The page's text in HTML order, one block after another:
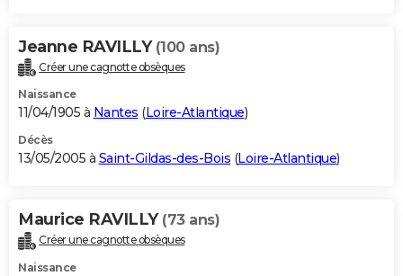
Jeanne RAVILLY (100 ans)
Créer une cagnotte obsèques
Naissance
11/04/1905 à Nantes (Loire-Atlantique)
Décès
13/05/2005 à Saint-Gildas-des-Bois (Loire-Atlantique)
Maurice RAVILLY (73 ans)
Créer une cagnotte obsèques
Naissance